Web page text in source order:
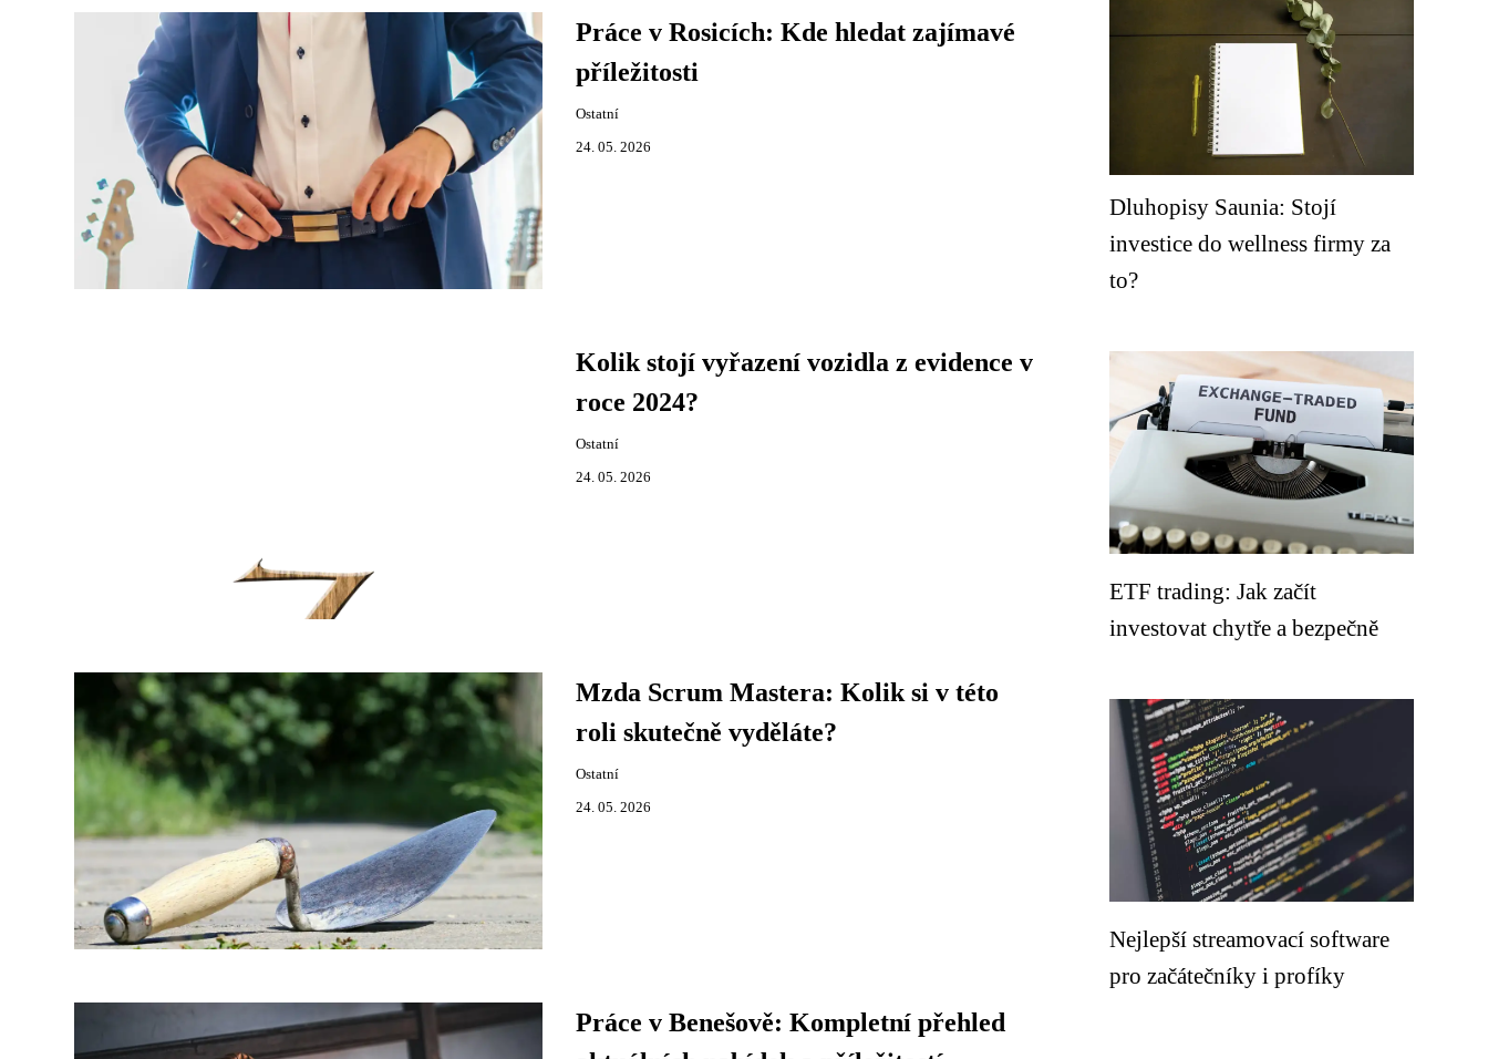
Práce v Rosicích: Kde hledat zajímavé
příležitosti
Ostatní
24. 05. 2026
Kolik stojí vyřazení vozidla z evidence v
roce 2024?
Ostatní
24. 05. 2026
Mzda Scrum Mastera: Kolik si v této
roli skutečně vyděláte?
Ostatní
24. 05. 2026
Práce v Benešově: Kompletní přehled
Dluhopisy Saunia: Stojí
investice do wellness firmy za
to?
ETF trading: Jak začít
investovat chytře a bezpečně
Nejlepší streamovací software
pro začátečníky i profíky